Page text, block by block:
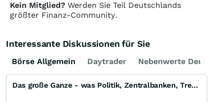
Kein Mitglied? Werden Sie Teil Deutschlands
größter Finanz-Community.
Interessante Diskussionen für Sie
Börse Allgemein Daytrader Nebenwerte
Das große Ganze - was Politik, Zentralbanken, Trends, Medien und Gesellschaft mit Aktien, Rohstoffen